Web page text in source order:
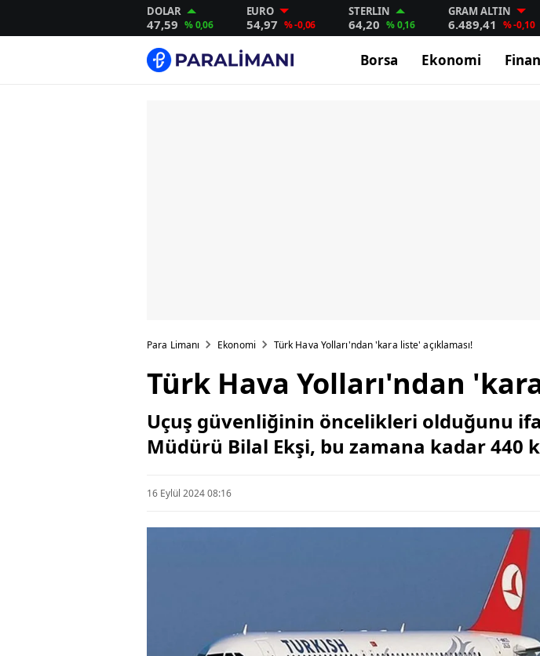
DOLAR
47,59 % 0,06
EURO
54,97 % -0,06
STERLIN
64,20 % 0,16
GRAM ALTIN
6.489,41 % -0,10
Borsa Ekonomi
Para Limanı Ekonomi Türk Hava Yolları'ndan 'kara liste' açıklaması!
Türk Hava Yolları'ndan
Uçuş güvenliğinin öncelikleri olduğunu
Müdürü Bilal Ekşi, bu zamana kadar 440
16 Eylül 2024 08:16